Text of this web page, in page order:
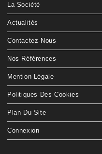
La Société
Actualités
Contactez-Nous
Nos Références
Mention Légale
Politiques Des Cookies
Plan Du Site
Connexion